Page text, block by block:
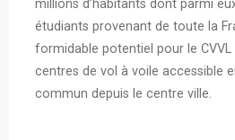
millions d’habitants dont parmi
étudiants provenant de toute la
formidable potentiel pour le CVVL
centres de vol à voile accessible
commun depuis le centre ville.